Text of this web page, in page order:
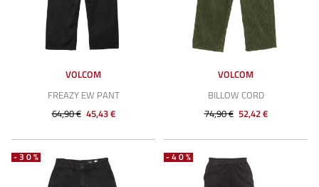
VOLCOM
FREAZY EW PANT
64,90 € 45,43 €
VOLCOM
BILLOW CORD
74,90 € 52,42 €
-30% -40%